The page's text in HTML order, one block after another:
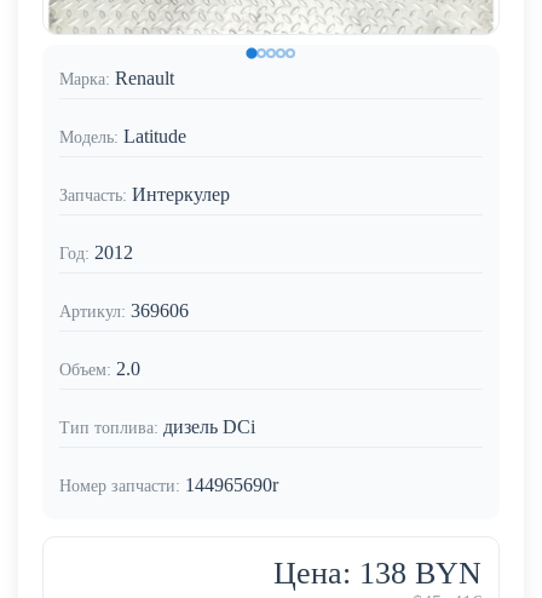
Марка: Renault
Модель: Latitude
Запчасть: Интеркулер
Год: 2012
Артикул: 369606
Объем: 2.0
Тип топлива: дизель DCi
Номер запчасти: 144965690r
Цена: 138 BYN